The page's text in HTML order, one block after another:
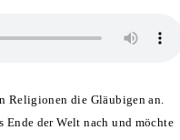
Religionen die Gläubigen an.
Ende der Welt nach und möchte